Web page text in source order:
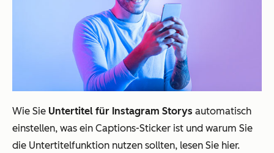
Wie Sie Untertitel für Instagram Storys automatisch
einstellen, was ein Captions-Sticker ist und warum Sie
die Untertitelfunktion nutzen sollten, lesen Sie hier.